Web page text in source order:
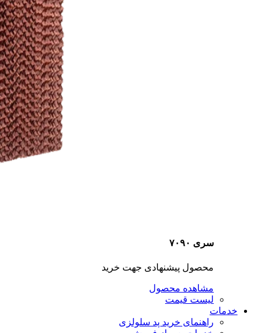
سری ۷۰۹۰
محصول پیشنهادی جهت خرید
مشاهده محصول
لیست قیمت
خدمات
راهنمای خرید پد سلولزی